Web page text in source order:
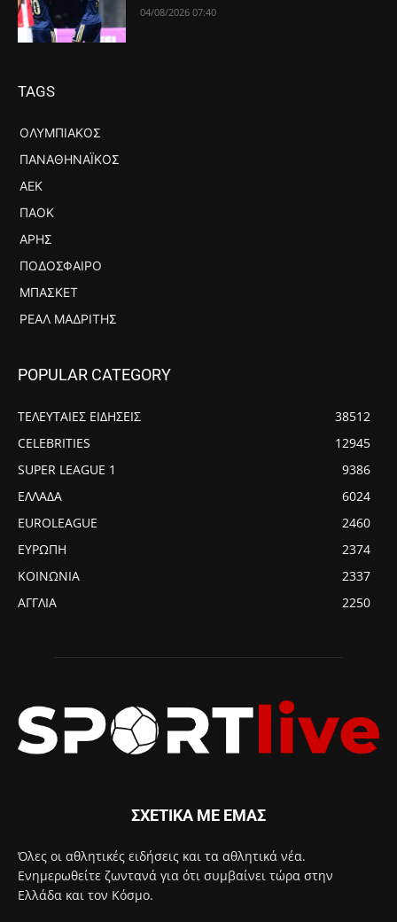
04/08/2026 07:40
TAGS
ΟΛΥΜΠΙΑΚΌΣ
ΠΑΝΑΘΗΝΑΪΚΌΣ
ΑΕΚ
ΠΑΟΚ
ΆΡΗΣ
ΠΟΔΌΣΦΑΙΡΟ
ΜΠΆΣΚΕΤ
ΡΕΆΛ ΜΑΔΡΊΤΗΣ
POPULAR CATEGORY
ΤΕΛΕΥΤΑΙΕΣ ΕΙΔΗΣΕΙΣ
38512
CELEBRITIES
12945
SUPER LEAGUE 1
9386
ΕΛΛΑΔΑ
6024
EUROLEAGUE
2460
ΕΥΡΩΠΗ
2374
ΚΟΙΝΩΝΙΑ
2337
ΑΓΓΛΙΑ
2250
ΣΧΕΤΙΚΑ ΜΕ ΕΜΑΣ
Όλες οι αθλητικές ειδήσεις και τα αθλητικά νέα.
Ενημερωθείτε ζωντανά για ότι συμβαίνει τώρα στην
Ελλάδα και τον Κόσμο.